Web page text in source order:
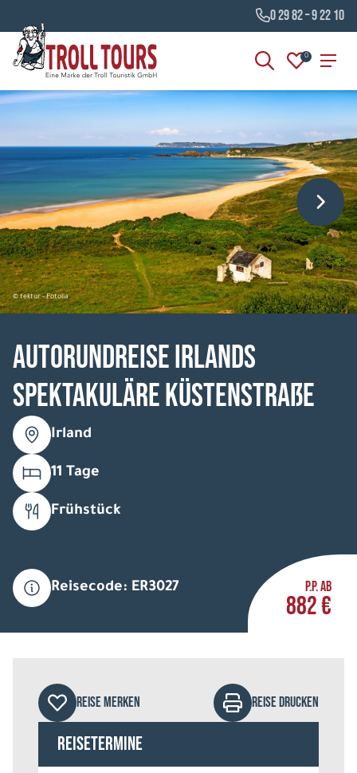
0 29 82 – 9 22 10
0
© tektur - Fotolia
Autorundreise Irlands
spektakuläre Küstenstraße
Irland
11 Tage
Frühstück
Reisecode: ER3027 P.P. AB
882 €
REISE MERKEN REISE DRUCKEN
Reisetermine